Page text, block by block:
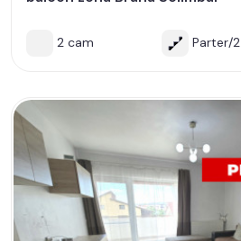
2 cam Parter/2